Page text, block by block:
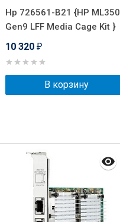
Hp 726561-B21 {HP ML350
Gen9 LFF Media Cage Kit }
10 320 ₽
В корзину